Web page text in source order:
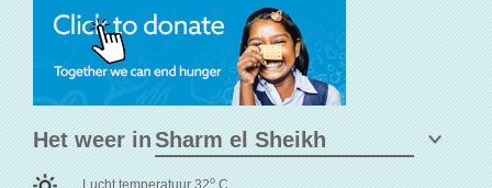
Het weer in
Lucht temperatuur 32o C